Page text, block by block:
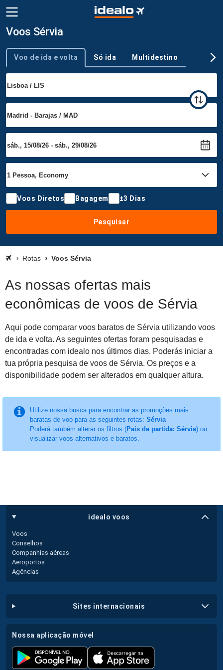
Voos Sérvia
Tipo de viagem
Voo de ida e volta Só ida Multidestino
Voos Diretos Bagagem ±3 Dias
Pesquisar
Rotas Voos Sérvia
As nossas ofertas mais
econômicas de voos de Sérvia
Aqui pode comparar voos baratos de Sérvia utilizando voos
de ida e volta. As seguintes ofertas foram pesquisadas e
encontradas com idealo nos últimos dias. Poderás iniciar a
tua própria pesquisa de voos de Sérvia. Os preços e a
disponibilidade podem ser alterados em qualquer altura.
Utilize nossa busca para encontrar as promoções mais
baratas de voo para as seguintes rotas: Sérvia
Poderá também alterar os filtros (País de partida: Sérvia) ou
visualizar voos alternativos e baratos.
idealo voos
Voos
Conselhos
Companhias aéreas
Aeroportos
Agências
sites internacionais
nossa aplicação móvel